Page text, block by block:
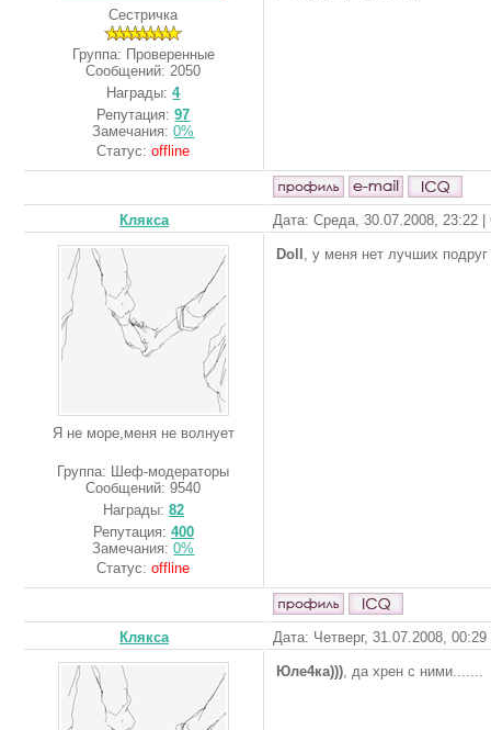
Сестричка
Группа: Проверенные
Сообщений: 2050
Награды:4
Репутация:97
Замечания:0%
Статус:offline
Клякса Дата: Среда, 30.07.2008, 23:22
Я не море,меня не волнует
Группа: Шеф-модераторы
Сообщений:9540
Награды: 82
Репутация: 400
Замечания:0%
Статус:offline
Doll , у меня нет лучших подруг
Клякса Дата: Четверг, 31.07.2008,
Юле4ка))), да хрен с ними.......